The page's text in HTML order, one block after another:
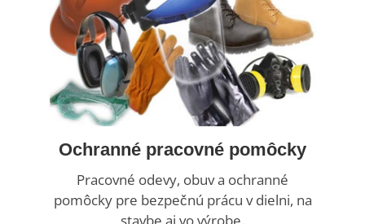
Ochranné pracovné pomôcky
Pracovné odevy, obuv a ochranné
pomôcky pre bezpečnú prácu v dielni, na